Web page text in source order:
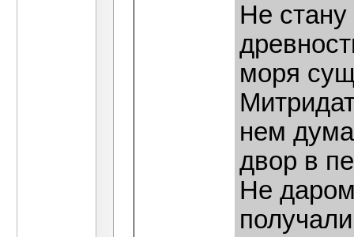
Не стану
моря
нем
двор в
Не